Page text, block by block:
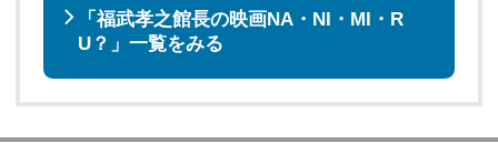
「福武孝之館長の映画NA・NI・MI・R
U？」一覧をみる